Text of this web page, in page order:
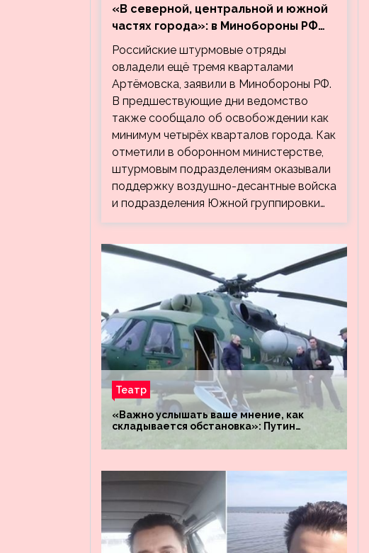
«В северной, центральной и южной
частях города»: в Минобороны РФ
заявили об освобождении ещё трёх
кварталов Артёмовска
Российские штурмовые отряды
овладели ещё тремя кварталами
Артёмовска, заявили в Минобороны РФ.
В предшествующие дни ведомство
также сообщало об освобождении как
минимум четырёх кварталов города. Как
отметили в оборонном министерстве,
штурмовым подразделениям оказывали
поддержку воздушно-десантные войска
и подразделения Южной группировки…
Театр
«Важно услышать ваше мнение, как
складывается обстановка»: Путин
«Днепр» и «Восток»